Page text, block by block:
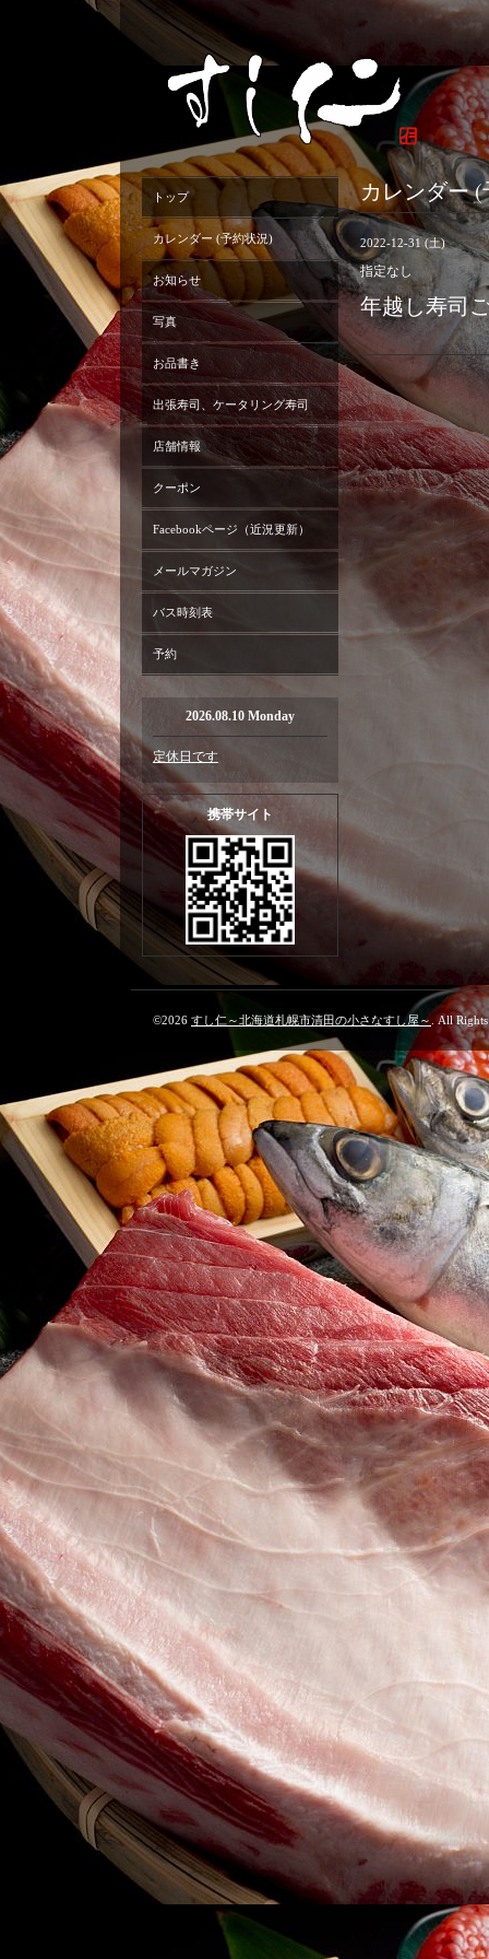
カレンダー
2022-12-31 (土)
指定なし
年越し寿司
トップ
カレンダー (予約状況)
お知らせ
写真
お品書き
出張寿司、ケータリング寿司
店舗情報
クーポン
Facebookページ（近況更新）
メールマガジン
バス時刻表
予約
2026.08.10 Monday
定休日です
携帯サイト
©2026 すし仁～北海道札幌市清田の小さなすし屋～ . All